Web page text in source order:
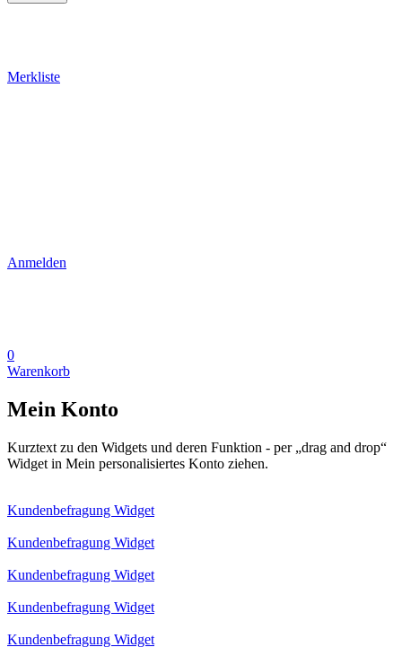
Merkliste
Anmelden
0
Warenkorb
Mein Konto
Kurztext zu den Widgets und deren Funktion - per „drag and drop“
Widget in Mein personalisiertes Konto ziehen.
Kundenbefragung Widget
Kundenbefragung Widget
Kundenbefragung Widget
Kundenbefragung Widget
Kundenbefragung Widget